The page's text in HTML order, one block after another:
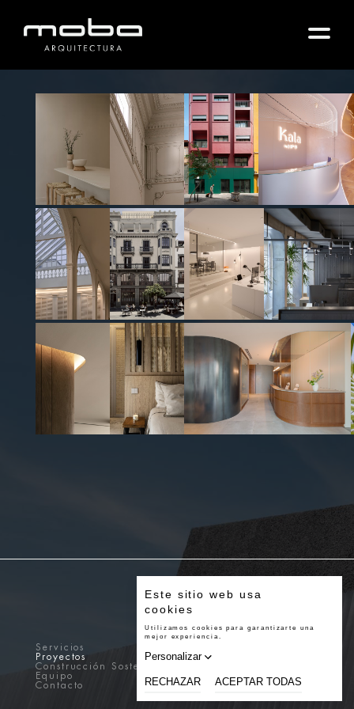
Servicios
Proyectos
Construcción Sostenible
Equipo
Contacto